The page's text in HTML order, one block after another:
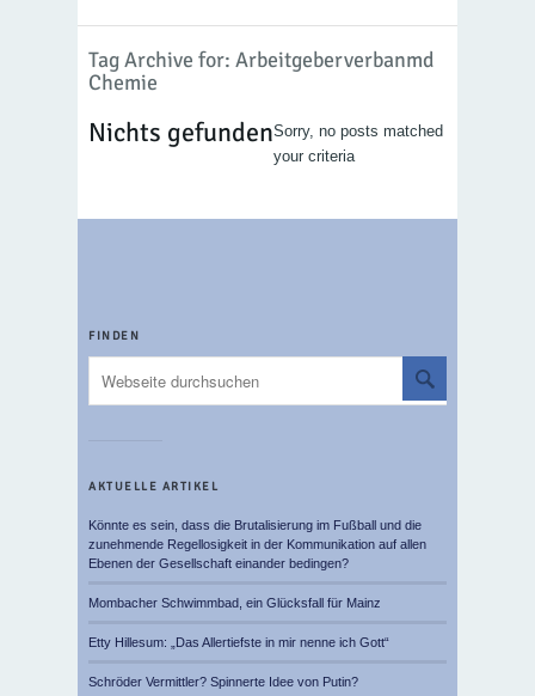
Tag Archive for: Arbeitgeberverbanmd
Chemie
Nichts gefundenSorry, no posts matched
your criteria
FINDEN
AKTUELLE ARTIKEL
Könnte es sein, dass die Brutalisierung im Fußball und die
zunehmende Regellosigkeit in der Kommunikation auf allen
Ebenen der Gesellschaft einander bedingen?
Mombacher Schwimmbad, ein Glücksfall für Mainz
Etty Hillesum: „Das Allertiefste in mir nenne ich Gott“
Schröder Vermittler? Spinnerte Idee von Putin?